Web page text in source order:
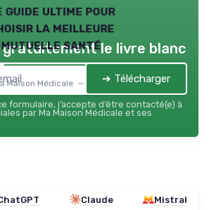
guide ultime pour
la meilleure
mutuelle santé
Maison Médicale — 2026
gratuitement le livre blanc
➔ Télécharger
formulaire, j’accepte d’être contacté(e) à
par Ma Maison Médicale et ses
Claude Mistral